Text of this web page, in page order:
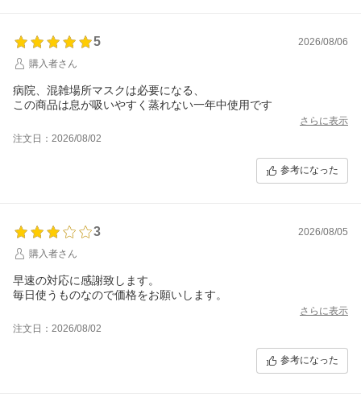
5
2026/08/06
購入者さん
病院、混雑場所マスクは必要になる、
この商品は息が吸いやすく蒸れない一年中使用です
さらに表示
注文日：2026/08/02
参考になった
3
2026/08/05
購入者さん
早速の対応に感謝致します。
毎日使うものなので価格をお願いします。
さらに表示
注文日：2026/08/02
参考になった